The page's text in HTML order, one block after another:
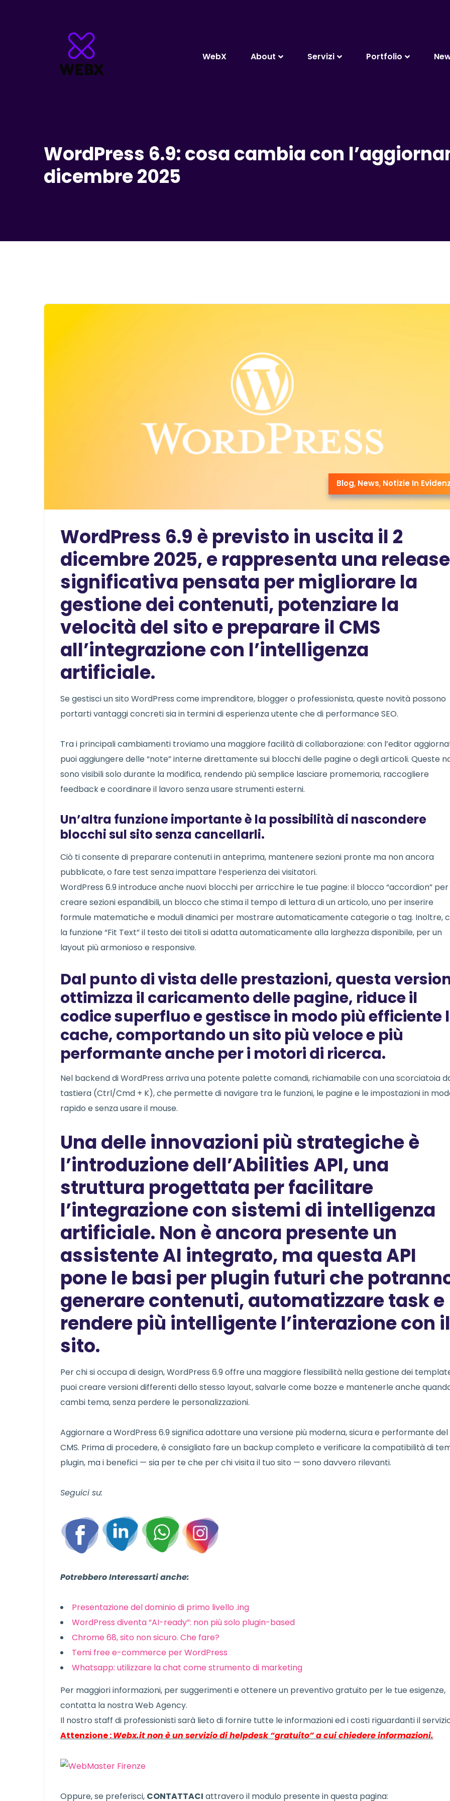
WebX About Servizi Portfolio
WordPress 6.9: cosa cambia con
dicembre 2025
Blog, News, Notizie In
WordPress 6.9 è previsto in uscita il 2
dicembre 2025, e rappresenta una release
significativa pensata per migliorare la
gestione dei contenuti, potenziare la
velocità del sito e preparare il CMS
all’integrazione con l’intelligenza
artificiale.
Se gestisci un sito WordPress come imprenditore, blogger o professionista, queste novità possono
portarti vantaggi concreti sia in termini di esperienza utente che di performance SEO.
Tra i principali cambiamenti troviamo una maggiore facilità di collaborazione: con l’editor
puoi aggiungere delle “note” interne direttamente sui blocchi delle pagine o degli articoli. Queste
sono visibili solo durante la modifica, rendendo più semplice lasciare promemoria, raccogliere
feedback e coordinare il lavoro senza usare strumenti esterni.
Un’altra funzione importante è la possibilità di nascondere
blocchi sul sito senza cancellarli.
Ciò ti consente di preparare contenuti in anteprima, mantenere sezioni pronte ma non ancora
pubblicate, o fare test senza impattare l’esperienza dei visitatori.
WordPress 6.9 introduce anche nuovi blocchi per arricchire le tue pagine: il blocco “accordion” per
creare sezioni espandibili, un blocco che stima il tempo di lettura di un articolo, uno per inserire
formule matematiche e moduli dinamici per mostrare automaticamente categorie o tag. Inoltre,
la funzione “Fit Text” il testo dei titoli si adatta automaticamente alla larghezza disponibile, per un
layout più armonioso e responsive.
Dal punto di vista delle prestazioni, questa
ottimizza il caricamento delle pagine, riduce il
codice superfluo e gestisce in modo più efficiente
cache, comportando un sito più veloce e più
performante anche per i motori di ricerca.
Nel backend di WordPress arriva una potente palette comandi, richiamabile con una scorciatoia
tastiera (Ctrl/Cmd + K), che permette di navigare tra le funzioni, le pagine e le impostazioni in
rapido e senza usare il mouse.
Una delle innovazioni più strategiche è
l’introduzione dell’Abilities API, una
struttura progettata per facilitare
l’integrazione con sistemi di intelligenza
artificiale. Non è ancora presente un
assistente AI integrato, ma questa API
pone le basi per plugin futuri che
generare contenuti, automatizzare task e
rendere più intelligente l’interazione con il
sito.
Per chi si occupa di design, WordPress 6.9 offre una maggiore flessibilità nella gestione dei
puoi creare versioni differenti dello stesso layout, salvarle come bozze e mantenerle anche
cambi tema, senza perdere le personalizzazioni.
Aggiornare a WordPress 6.9 significa adottare una versione più moderna, sicura e performante del
CMS. Prima di procedere, è consigliato fare un backup completo e verificare la compatibilità di
plugin, ma i benefici — sia per te che per chi visita il tuo sito — sono davvero rilevanti.
Seguici su:
Potrebbero Interessarti anche:
Presentazione del dominio di primo livello .ing
WordPress diventa “AI-ready”: non più solo plugin-based
Chrome 68, sito non sicuro. Che fare?
Temi free e-commerce per WordPress
Whatsapp: utilizzare la chat come strumento di marketing
Per maggiori informazioni, per suggerimenti e ottenere un preventivo gratuito per le tue esigenze,
contatta la nostra Web Agency.
Il nostro staff di professionisti sarà lieto di fornire tutte le informazioni ed i costi riguardanti il
Attenzione :Webx.it non è un servizio di helpdesk “gratuito” a cui chiedere informazioni.
Oppure, se preferisci, CONTATTACI attravero il modulo presente in questa pagina: